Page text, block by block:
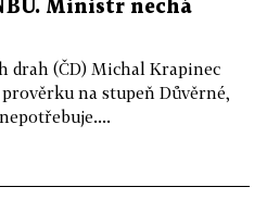
Ministr nechá
drah (ČD) Michal Krapinec
na stupeň Důvěrné,